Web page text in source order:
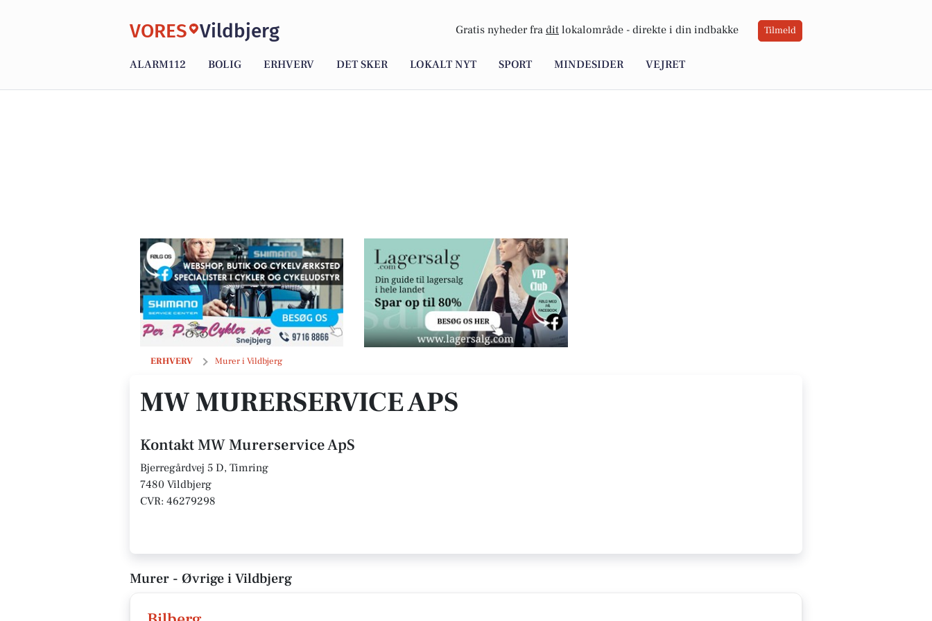
VORES Vildbjerg Gratis nyheder fra dit lokalområde - direkte i din indbakke Tilmeld
ALARM112 BOLIG ERHVERV DET SKER LOKALT NYT SPORT MINDESIDER VEJRET
ERHVERV Murer i Vildbjerg
MW Murerservice ApS
MW MURERSERVICE APS
Kontakt MW Murerservice ApS
Bjerregårdvej 5 D, Timring
7480 Vildbjerg
CVR: 46279298
Murer - Øvrige i Vildbjerg